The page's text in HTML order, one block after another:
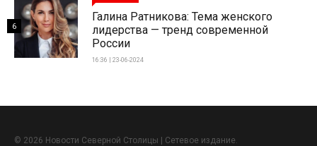
Галина Ратникова: Тема женского
лидерства — тренд современной
России
16:36 | 23-06-2024
6
© 2026 Новости Северной Столицы | Сетевое издание.